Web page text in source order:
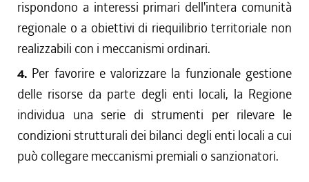
rispondono a interessi primari dell'intera comunità
regionale o a obiettivi di riequilibrio territoriale non
realizzabili con i meccanismi ordinari.
4. Per favorire e valorizzare la funzionale gestione
delle risorse da parte degli enti locali, la Regione
individua una serie di strumenti per rilevare le
condizioni strutturali dei bilanci degli enti locali a cui
può collegare meccanismi premiali o sanzionatori.